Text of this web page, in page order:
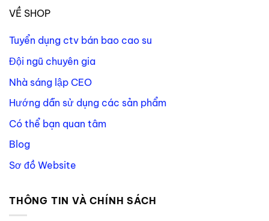
VỀ SHOP
Tuyển dụng ctv bán bao cao su
Đội ngũ chuyên gia
Nhà sáng lập CEO
Hướng dẫn sử dụng các sản phẩm
Có thể bạn quan tâm
Blog
Sơ đồ Website
THÔNG TIN VÀ CHÍNH SÁCH